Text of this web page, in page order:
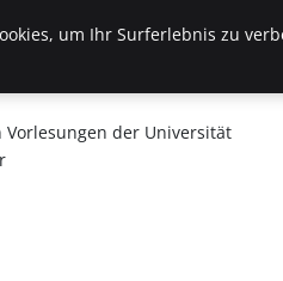
Vorlesungen der Universität
um Ihr Surferlebnis zu